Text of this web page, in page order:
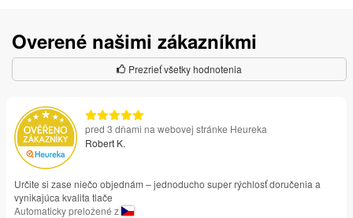
Overené našimi zákazníkmi
Prezrieť všetky hodnotenia
pred 3 dňami na webovej stránke Heureka
Robert K.
Určite si zase niečo objednám – jednoducho super rýchlosť doručenia a
vynikajúca kvalita tlače
Automaticky preložené z